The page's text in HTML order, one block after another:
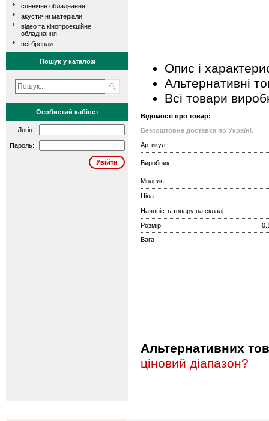
сценічне обладнання
акустичні матеріали
відео та кінопроекційне
обладнання
всі бренди
Пошук у каталозі
Особистий кабінет
Логін:
Пароль:
Опис і
Альтернативні
Всі товари
Відомості про товар:
Безкоштовна доставка по Україні.
Артикул:
Виробник:
Модель:
Ціна:
Наявність товару на складі:
Розмір
Вага
Альтернативних
ціновий діапазон?